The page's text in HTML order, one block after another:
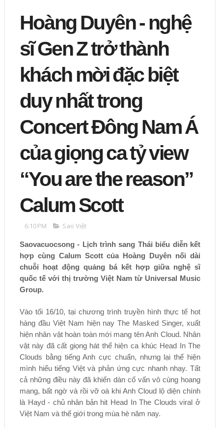
Hoàng Duyên - nghệ
sĩ Gen Z trở thành
khách mời đặc biệt
duy nhất trong
Concert Đông Nam Á
của giọng ca tỷ view
“You are the reason”
Calum Scott
6:10 PM Sao Việt
Saovacuocsong - Lịch trình sang Thái biểu diễn kết
hợp cùng Calum Scott của Hoàng Duyên nối dài
chuỗi hoạt động quảng bá kết hợp giữa nghệ sĩ
quốc tế với thị trường Việt Nam từ Universal Music
Group.
Vào tối 16/10, tại chương trình truyền hình thực tế hot
hàng đầu Việt Nam hiện nay The Masked Singer, xuất
hiện nhân vật hoàn toàn mới mang tên Anh Cloud. Nhân
vật này đã cất giọng hát thể hiện ca khúc Head In The
Clouds bằng tiếng Anh cực chuẩn, nhưng lại thể hiện
mình hiểu tiếng Việt và phản ứng cực nhanh nhạy. Tất
cả những điều này đã khiến dàn cố vấn vô cùng hoang
mang, bất ngờ và rồi vỡ oà khi Anh Cloud lộ diện chính
là Hayd - chủ nhân bản hit Head In The Clouds viral ở
Việt Nam và thế giới trong mùa hè năm nay.